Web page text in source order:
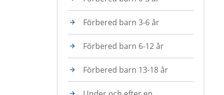
Förbered barn 3-6 år
Förbered barn 6-12 år
Förbered barn 13-18 år